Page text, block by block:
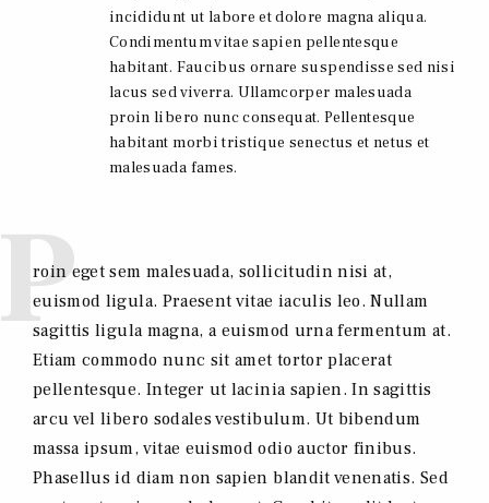
incididunt ut labore et dolore magna aliqua.
Condimentum vitae sapien pellentesque
habitant. Faucibus ornare suspendisse sed nisi
lacus sed viverra. Ullamcorper malesuada
proin libero nunc consequat. Pellentesque
habitant morbi tristique senectus et netus et
malesuada fames.
roin eget sem malesuada, sollicitudin nisi at,
euismod ligula. Praesent vitae iaculis leo. Nullam
sagittis ligula magna, a euismod urna fermentum at.
Etiam commodo nunc sit amet tortor placerat
pellentesque. Integer ut lacinia sapien. In sagittis
arcu vel libero sodales vestibulum. Ut bibendum
massa ipsum, vitae euismod odio auctor finibus.
Phasellus id diam non sapien blandit venenatis. Sed